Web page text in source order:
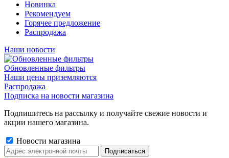
Новинка
Рекомендуем
Горячее предложение
Распродажа
Наши новости
Обновленные фильтры
Наши цены приземляются
Распродажа
Подписка на новости магазина
Подпишитесь на рассылку и получайте свежие новости и
акции нашего магазина.
Новости магазина